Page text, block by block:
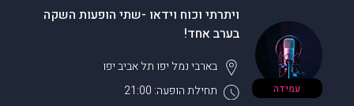
עמידה
ויתרתי וכוח וידאו -שתי הופעות השקה
בערב אחד!
תחילת הופעה: 21:00
בארבי נמל יפו תל אביב יפו